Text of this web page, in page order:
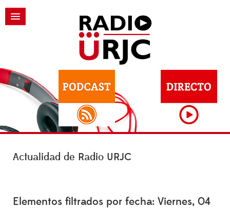
Actualidad de Radio URJC
Elementos filtrados por fecha: Viernes, 04